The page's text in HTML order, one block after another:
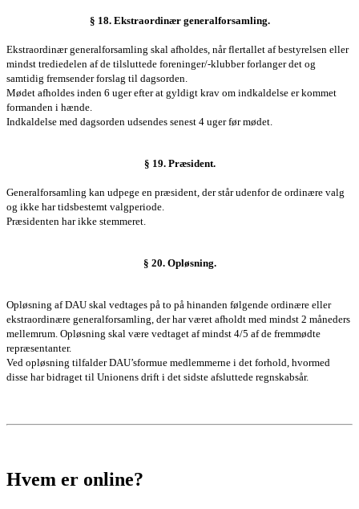
§ 18. Ekstraordinær generalforsamling.
Ekstraordinærgeneralforsamling skal afholdes, når flertallet af bestyrelsen eller
mindst trediedelen af de tilsluttede foreninger/-klubber forlanger det og
samtidig fremsender forslag til dagsorden.
Mødet afholdes inden 6 uger efter at gyldigt krav om indkaldelse er kommet
formanden i hænde.
Indkaldelse med dagsorden udsendes senest 4 uger før mødet.
§ 19. Præsident.
Generalforsamling kan udpege en præsident, der står udenfor de ordinære valg
og ikke har tidsbestemt valgperiode.
Præsidenten har ikke stemmeret.
§ 20. Opløsning.
Opløsning af DAU skal vedtages på to på hinanden følgende ordinære eller
ekstraordinære generalforsamling , der har været afholdt med mindst 2 måneders
mellemrum. Opløsning skal være vedtaget af mindst 4/5 af de fremmødte
repræsentanter.
Ved opløsning tilfalder DAU’sformue medlemmerne i det forhold, hvormed
disse har bidraget til Unionens drift i det sidste afsluttede regnskabsår.
Hvem er online?